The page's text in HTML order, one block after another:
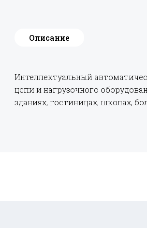
Описание
Интеллектуальный
цепи и нагрузочного
зданиях, гостиницах, школах,